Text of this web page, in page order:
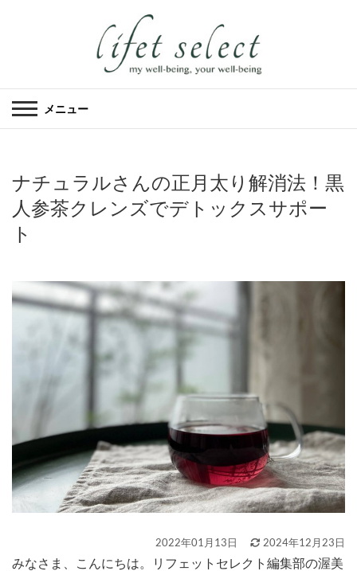
メニュー
ナチュラルさんの正月太り解消法！黒
人参茶クレンズでデトックスサポー
ト
2022年01月13日 2024年12月23日
みなさま、こんにちは。リフェットセレクト編集部の渥美